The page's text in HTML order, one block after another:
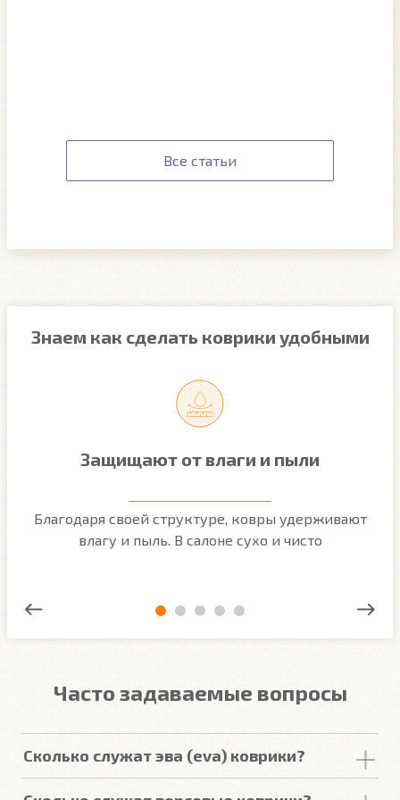
Все статьи
Знаем как сделать коврики удобными
Защищают от влаги и пыли
Благодаря своей структуре, ковры удерживают
влагу и пыль. В салоне сухо и чисто
Часто задаваемые вопросы
Сколько служат эва (eva) коврики?